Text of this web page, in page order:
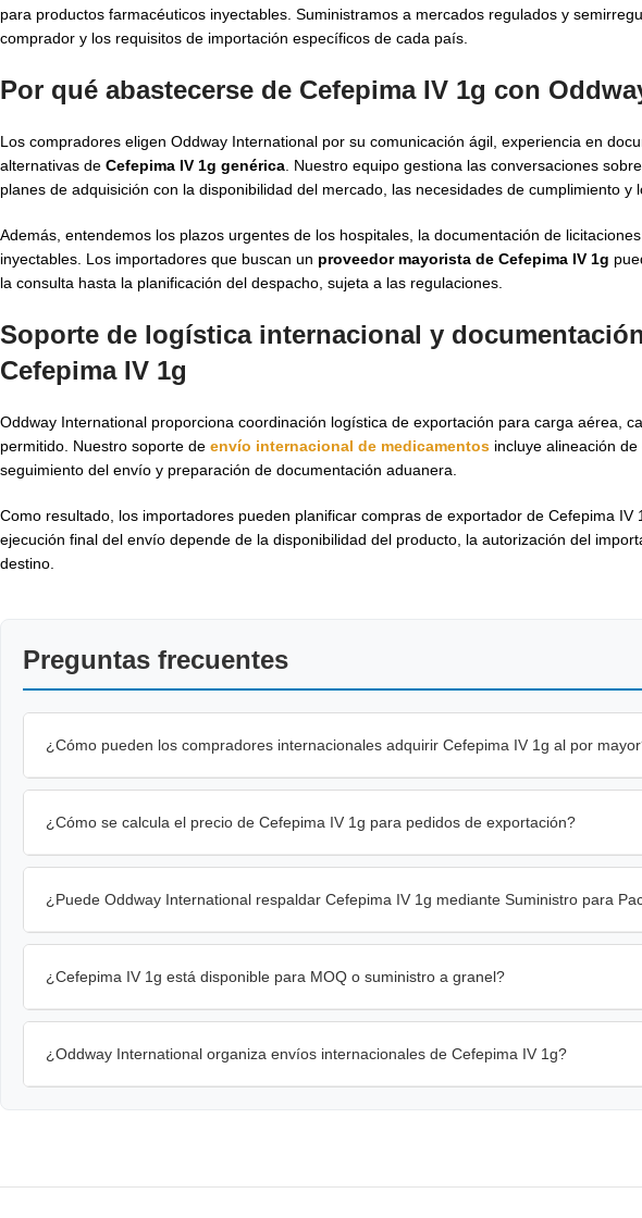
para productos farmacéuticos inyectables. Suministramos a mercados regulados y
comprador y los requisitos de importación específicos de cada país.
Por qué abastecerse de Cefepima IV 1g con
Los compradores eligen Oddway International por su comunicación ágil, experiencia en
alternativas de Cefepima IV 1g genérica . Nuestro equipo gestiona las conversaciones
planes de adquisición con la disponibilidad del mercado, las necesidades de cumplimiento y
Además, entendemos los plazos urgentes de los hospitales, la documentación de
inyectables. Los importadores que buscan un proveedor mayorista de Cefepima IV 1g
la consulta hasta la planificación del despacho, sujeta a las regulaciones.
Soporte de logística internacional y
Cefepima IV 1g
Oddway International proporciona coordinación logística de exportación para carga aérea,
permitido. Nuestro soporte de envío internacional de medicamentos incluye alineación
seguimiento del envío y preparación de documentación aduanera.
Como resultado, los importadores pueden planificar compras de exportador de Cefepima
ejecución final del envío depende de la disponibilidad del producto, la autorización del
destino.
Preguntas frecuentes
¿Cómo pueden los compradores internacionales adquirir Cefepima IV 1g al por
¿Cómo se calcula el precio de Cefepima IV 1g para pedidos de exportación?
¿Puede Oddway International respaldar Cefepima IV 1g mediante Suministro para
¿Cefepima IV 1g está disponible para MOQ o suministro a granel?
¿Oddway International organiza envíos internacionales de Cefepima IV 1g?